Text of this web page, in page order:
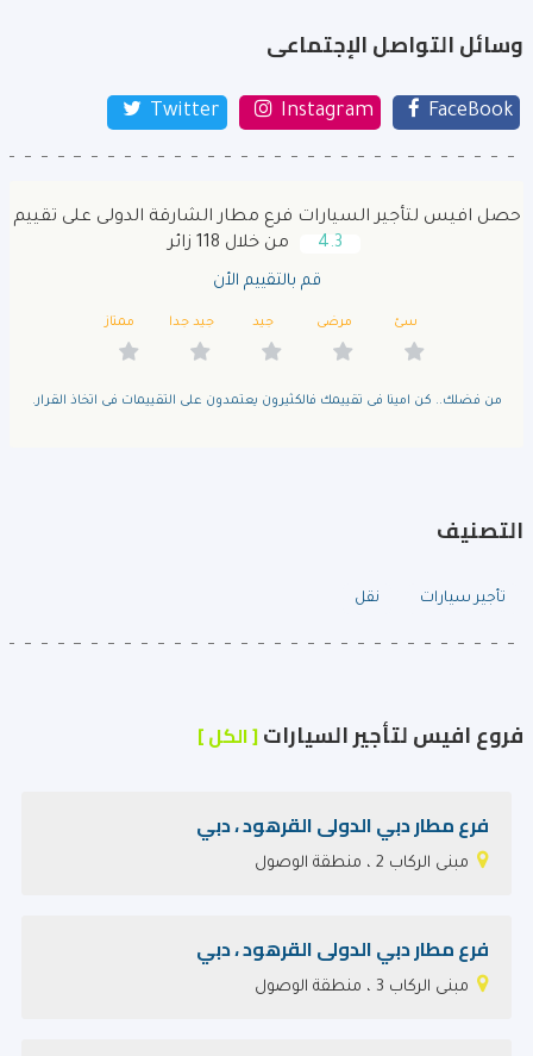
وسائل التواصل الإجتماعى
FaceBook
Instagram
Twitter
حصل افيس لتأجير السيارات فرع مطار الشارقة الدولى على تقييم
4.3
من خلال 118 زائر
قم بالتقييم الأن
سئ مرضى جيد جيد جدا ممتاز
من فضلك.. كن امينا فى تقييمك فالكثيرون يعتمدون على التقييمات فى اتخاذ القرار.
التصنيف
تأجير سيارات نقل
فروع افيس لتأجير السيارات[ الكل ]
فرع مطار دبي الدولى القرهود‎ ، دبي
مبنى الركاب 2 ، منطقة الوصول
فرع مطار دبي الدولى القرهود‎ ، دبي
مبنى الركاب 3 ، منطقة الوصول